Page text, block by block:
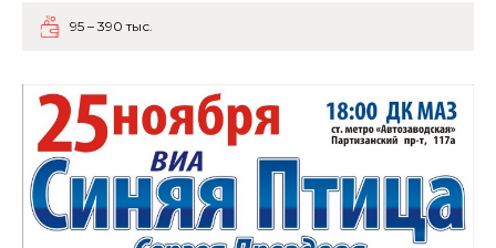
95 – 390 тыс.